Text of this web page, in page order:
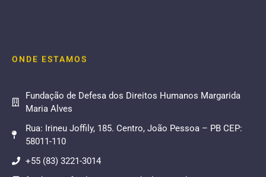
ONDE ESTAMOS
Fundação de Defesa dos Direitos Humanos Margarida
Maria Alves
Rua: Irineu Joffily, 185. Centro, João Pessoa – PB CEP:
58011-110
+55 (83) 3221-3014